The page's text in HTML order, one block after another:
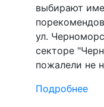
выбирают
ул.
секторе
пожалели не
Подробнее